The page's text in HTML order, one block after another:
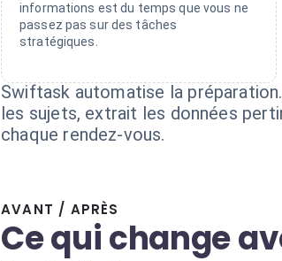
informations est du temps que vous ne
passez pas sur des tâches
stratégiques.
Swiftask automatise la
les sujets, extrait les données
chaque rendez-vous.
AVANT / APRÈS
Ce qui change